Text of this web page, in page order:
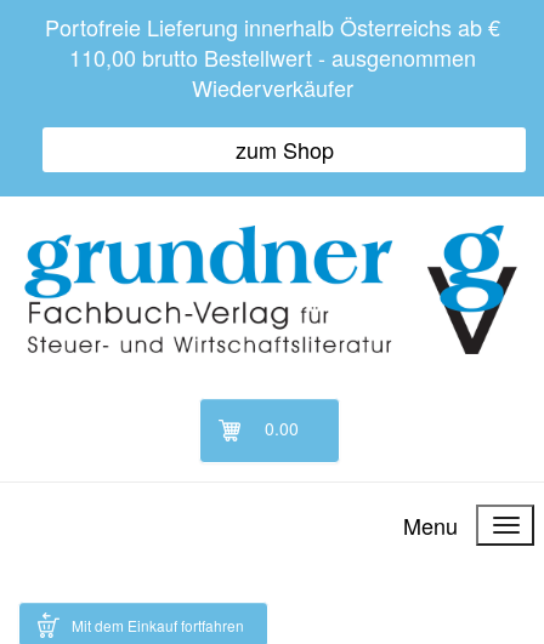
Portofreie Lieferung innerhalb Österreichs ab €
110,00 brutto Bestellwert - ausgenommen
Wiederverkäufer
zum Shop
0.00
Menu
Mit dem Einkauf fortfahren